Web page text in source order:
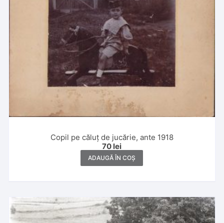
Copil pe căluț de jucărie, ante 1918
70 lei
ADAUGĂ ÎN COȘ